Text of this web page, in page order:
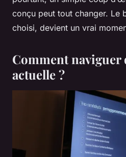
conçu peut tout changer. Le
choisi, devient un vrai
Comment naviguer
actuelle ?